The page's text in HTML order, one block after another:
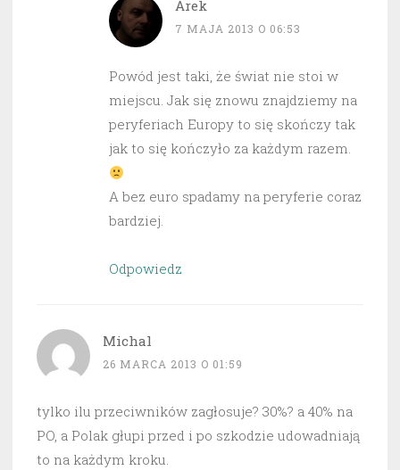
Arek
7 MAJA 2013 O 06:53
Powód jest taki, że świat nie stoi w
miejscu. Jak się znowu znajdziemy na
peryferiach Europy to się skończy tak
jak to się kończyło za każdym razem.
A bez euro spadamy na peryferie coraz
bardziej.
Odpowiedz
Michal
26 MARCA 2013 O 01:59
tylko ilu przeciwników zagłosuje? 30%? a 40% na
PO, a Polak głupi przed i po szkodzie udowadniają
to na każdym kroku.